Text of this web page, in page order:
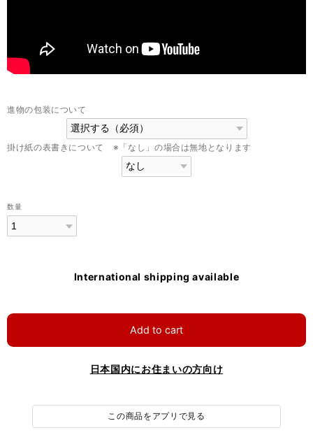
進物の包装について
掛け紙の表書きについて ※「なし」の場合は無地となります
数量
International shipping available
Add to cart
日本国内にお住まいの方向け
この商品をアプリで見る